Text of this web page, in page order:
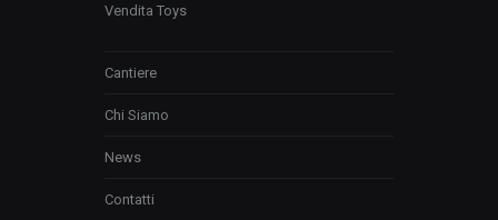
Vendita Toys
Cantiere
Chi Siamo
News
Contatti